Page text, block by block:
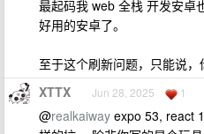
最起码我 web 全栈 开发安卓
好用的安卓了。
至于这个刷新问题，只能说
XTTX Jun 28, 2025 1
@realkaiway expo 53, react